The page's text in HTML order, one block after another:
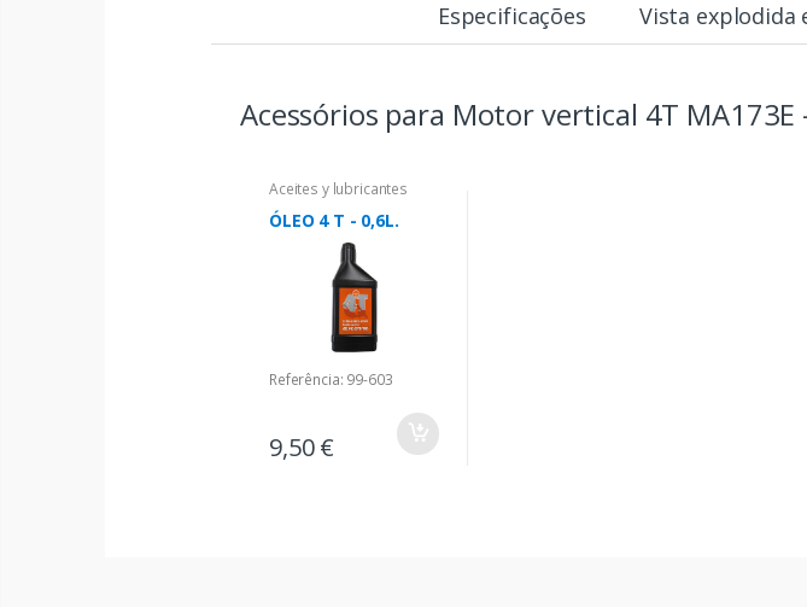
Especificações Vista explodida
Acessórios para Motor vertical 4T MA173E
Aceites y lubricantes
ÓLEO 4 T - 0,6L.
Referência: 99-603
9,50 €